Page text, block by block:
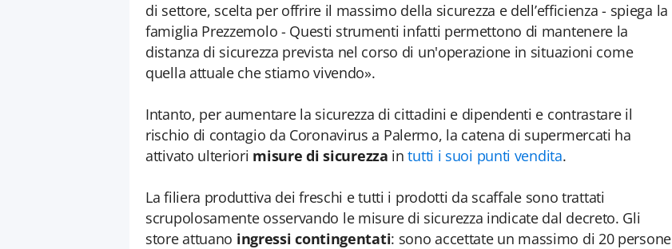
di settore, scelta per offrire il massimo della sicurezza e dell’efficienza - spiega la
famiglia Prezzemolo - Questi strumenti infatti permettono di mantenere la
distanza di sicurezza prevista nel corso di un'operazione in situazioni come
quella attuale che stiamo vivendo».
Intanto, per aumentare la sicurezza di cittadini e dipendenti e contrastare il
rischio di contagio da Coronavirus a Palermo, la catena di supermercati ha
attivato ulteriori misure di sicurezza in tutti i suoi punti vendita.
La filiera produttiva dei freschi e tutti i prodotti da scaffale sono trattati
scrupolosamente osservando le misure di sicurezza indicate dal decreto. Gli
store attuano ingressi contingentati: sono accettate un massimo di 20 persone